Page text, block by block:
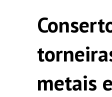
metais